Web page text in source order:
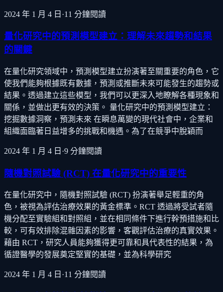
2024 年 1 月 4 日 ·11 分鐘閱讀
量化研究中的預測模型建立：理解未來趨勢和結果
的關鍵
在量化研究領域中，預測模型建立扮演著至關重要的角色，它
使我們能夠根據既有數據，預測或推斷未來可能發生的趨勢或
結果。透過建立這些模型，我們可以更深入地瞭解各種現象和
關係，並做出更有效的決策。 量化研究中的預測模型建立：
挖掘數據洞察，預測未來 在瞬息萬變的現代社會中，企業和
組織面臨著日益增多的挑戰和機遇。為了在競爭中脫穎而
2024 年 1 月 4 日 ·9 分鐘閱讀
隨機對照試驗 (RCT) 在量化研究中的重要性
在量化研究中，隨機對照試驗 (RCT) 扮演著舉足輕重的角
色，被視為評估治療效果的黃金標準。RCT 透過將受試者隨
機分配至實驗組和對照組，並在相同條件下進行幹預措施和比
較，可有效排除混雜因素的影響，客觀評估治療的真實效果。
藉由 RCT，研究人員能夠獲得更可靠和具代表性的結果，為
循證醫學的發展奠定堅實的基礎，並為科學研究
2024 年 1 月 4 日 ·11 分鐘閱讀